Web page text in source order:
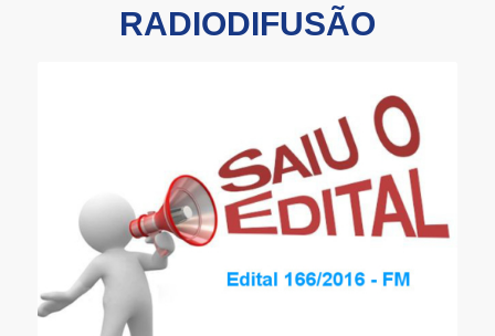
RADIODIFUSÃO